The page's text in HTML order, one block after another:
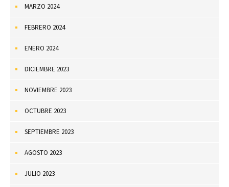
MARZO 2024
FEBRERO 2024
ENERO 2024
DICIEMBRE 2023
NOVIEMBRE 2023
OCTUBRE 2023
SEPTIEMBRE 2023
AGOSTO 2023
JULIO 2023